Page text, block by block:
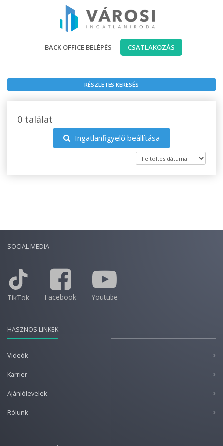
BACK OFFICE BELÉPÉS CSATLAKOZÁS
RÉSZLETES KERESÉS
0 találat
Ingatlanfigyelő beállítása
SOCIAL MEDIA
TikTok Facebook Youtube
HASZNOS LINKEK
Videók
Karrier
Ajánlólevelek
Rólunk